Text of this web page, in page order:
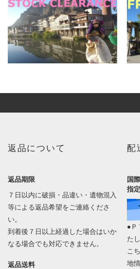
返品について
返品期限
７日以内に破損・品違い・遺物混入
等による返品希望をご連絡くださ
い。
到着後７日以上経過した場合はいか
なる場合でも対応できません。
返品送料
配
国
指
●Ｐ
た
こ
地